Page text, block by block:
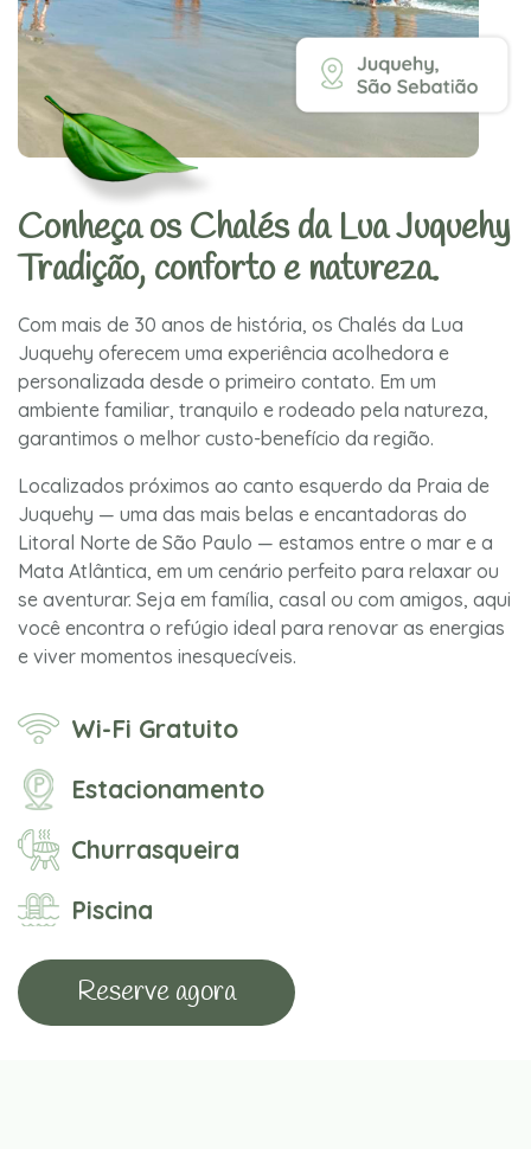
Conheça os Chalés da Lua Juquehy
Tradição, conforto e natureza.
Com mais de 30 anos de história, os Chalés da Lua
Juquehy oferecem uma experiência acolhedora e
personalizada desde o primeiro contato. Em um
ambiente familiar, tranquilo e rodeado pela natureza,
garantimos o melhor custo-benefício da região.
Localizados próximos ao canto esquerdo da Praia de
Juquehy — uma das mais belas e encantadoras do
Litoral Norte de São Paulo — estamos entre o mar e a
Mata Atlântica, em um cenário perfeito para relaxar ou
se aventurar. Seja em família, casal ou com amigos, aqui
você encontra o refúgio ideal para renovar as energias
e viver momentos inesquecíveis.
Wi-Fi Gratuito
Estacionamento
Churrasqueira
Piscina
Reserve agora